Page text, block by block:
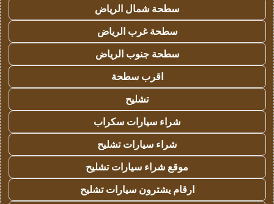
سطحة شمال الرياض
سطحة غرب الرياض
سطحة جنوب الرياض
اقرب سطحة
تشليح
شراء سيارات سكراب
شراء سيارات تشليح
موقع شراء سيارات تشليح
ارقام يشترون سيارات تشليح